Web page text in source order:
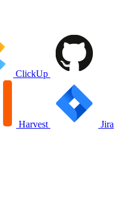
ClickUp
Harvest Jira